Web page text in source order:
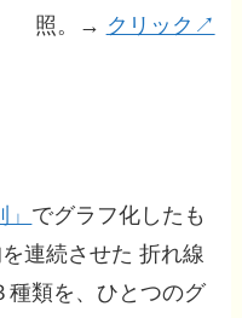
照。→ クリック↗
でグラフ化したも
連続させた 折れ線
種類を、ひとつのグ